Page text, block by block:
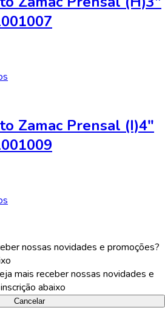
Zamac Prensal (I)4"
nossas novidades e promoções?
mais receber nossas novidades e
abaixo
Cancelar